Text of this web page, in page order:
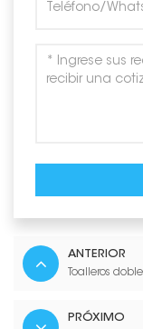
ANTERIOR
Toalleros
PRÓXIMO